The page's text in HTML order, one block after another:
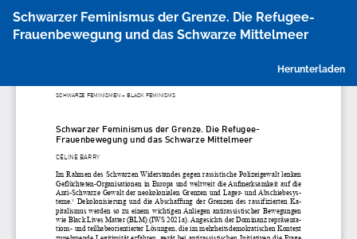
Artikeldetails
zurückkehren
Schwarzer Feminismus der Grenze. Die Refugee-
Frauenbewegung und das Schwarze Mittelmeer
Herunterladen